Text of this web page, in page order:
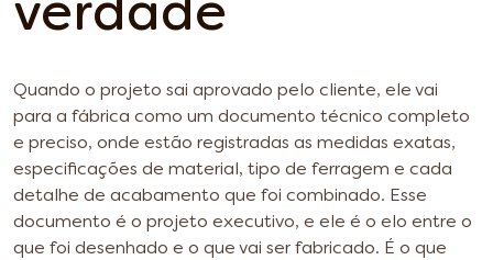
verdade
Quando o projeto sai aprovado pelo cliente, ele vai
para a fábrica como um documento técnico completo
e preciso, onde estão registradas as medidas exatas,
especificações de material, tipo de ferragem e cada
detalhe de acabamento que foi combinado. Esse
documento é o projeto executivo, e ele é o elo entre o
que foi desenhado e o que vai ser fabricado. É o que